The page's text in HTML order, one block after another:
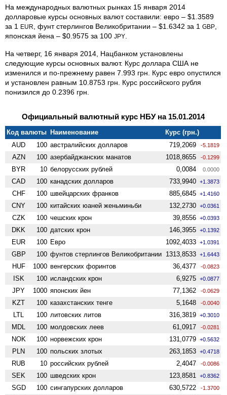
На международных валютных рынках 15 января 2014
долларовые курсы основных валют составили: евро – $1.3589
за 1 EUR , фунт стерлингов Великобритании – $1.6342 за 1 GBP
японская йена – $0.9575 за 100 JPY
На четверг, 16 января 2014, Нацбанком установлены
следующие курсы основных валют. Курс доллара США не
изменился и по-прежнему равен 7.993 грн. Курс евро опустился
и установлен равным 10.8753 грн. Курс российского рубля
понизился до 0.2396 грн.
Официальный валютный курс НБУ на 15.01.2014
Код валюты Наименование
Курс (грн.)
AUD
100 австралийских долларов 719,2069 -5.1819
AZN 100 азербайджанских манатов 1018,8655 -0.1299
BYR 10 белорусских рублей 0,0084 0.0000
CAD 100 канадских долларов 733,9940 +1.3873
CHF 100 швейцарских франков 885,6845 +1.4160
CNY 100 китайских юаней женьминьби 132,2730 +0.0361
CZK 100 чешских крон 39,8556 +0.0393
DKK 100 датских крон 146,3955 +0.1392
EUR 100 Евро 1092,4033 +1.0391
GBP 100 фунтов стерлингов Велико­британии 1313,8533 +1.6443
HUF 1000 венгерских форинтов 36,4377 -0.0823
ISK 100 исландских крон 6,9275 +0.0877
JPY 1000 японских йен 77,1362 -0.0629
KZT 100 казахстанских тенге 5,1648 -0.0040
LTL 100 литовских литов 316,3819 +0.3010
MDL 100 молдовских леев 61,0917 -0.0281
NOK 100 норвежских крон 131,0779 +0.5632
PLN 100 польских злотых 263,1853 +0.4718
RUB 10 российских рублей 2,4047 -0.0086
SEK 100 шведских крон 123,8581 +0.8362
SGD 100 сингапурских долларов 630,5722 -1.3700